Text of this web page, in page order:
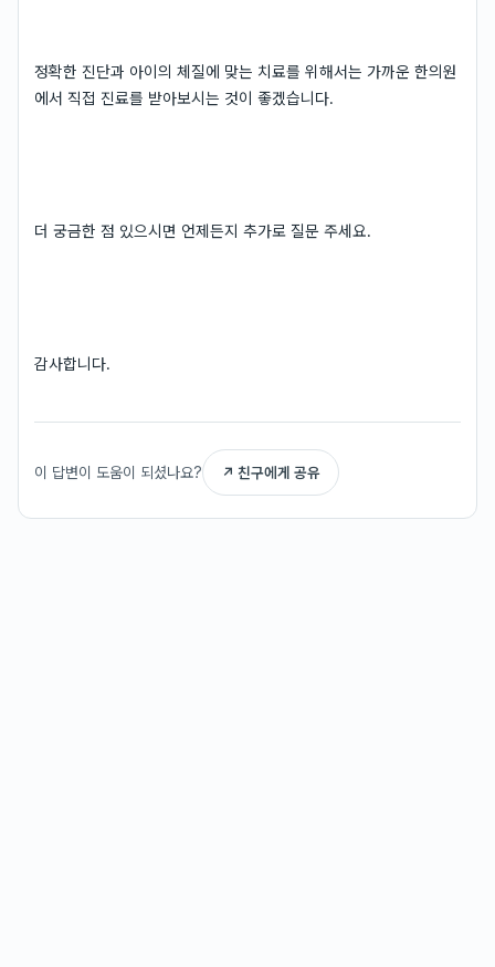
정확한 진단과 아이의 체질에 맞는 치료를 위해서는 가까운 한의원
에서 직접 진료를 받아보시는 것이 좋겠습니다.
더 궁금한 점 있으시면 언제든지 추가로 질문 주세요.
감사합니다.
이 답변이 도움이 되셨나요? ↗ 친구에게 공유